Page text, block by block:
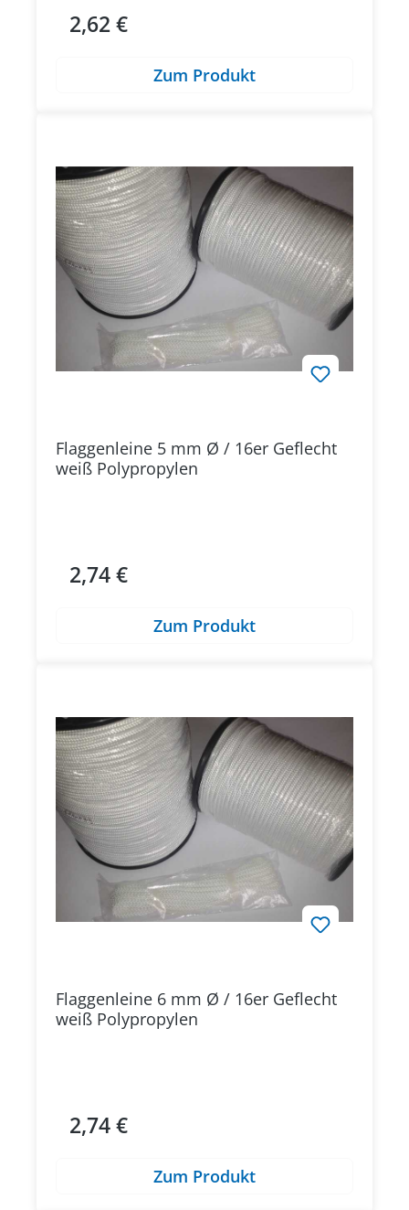
Regulärer Preis:
2,62 €
Zum Produkt
Flaggenleine 5 mm Ø / 16er Geflecht
weiß Polypropylen
Regulärer Preis:
2,74 €
Zum Produkt
Flaggenleine 6 mm Ø / 16er Geflecht
weiß Polypropylen
Regulärer Preis:
2,74 €
Zum Produkt